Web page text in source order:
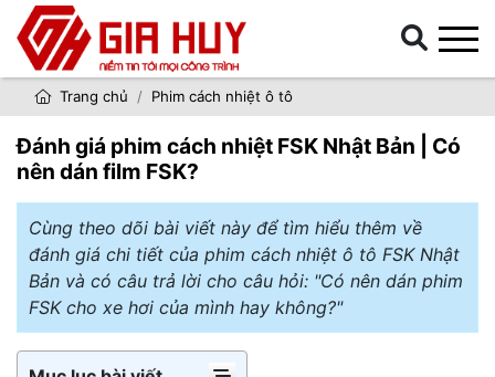
Trang chủ Phim cách nhiệt ô tô
Đánh giá phim cách nhiệt FSK Nhật Bản | Có
nên dán film FSK?
Cùng theo dõi bài viết này để tìm hiểu thêm về
đánh giá chi tiết của phim cách nhiệt ô tô FSK Nhật
Bản và có câu trả lời cho câu hỏi: "Có nên dán phim
FSK cho xe hơi của mình hay không?"